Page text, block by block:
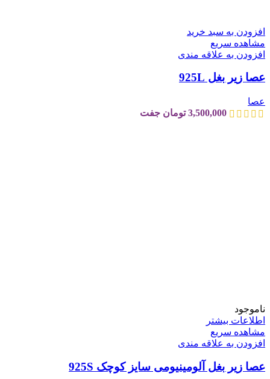
افزودن به سبد خرید
مشاهده سریع
افزودن به علاقه مندی
عصا زیر بغل 925L
عصا
3,500,000 تومان جفت
ناموجود
اطلاعات بیشتر
مشاهده سریع
افزودن به علاقه مندی
عصا زیر بغل آلومینیومی سایز کوچک 925S